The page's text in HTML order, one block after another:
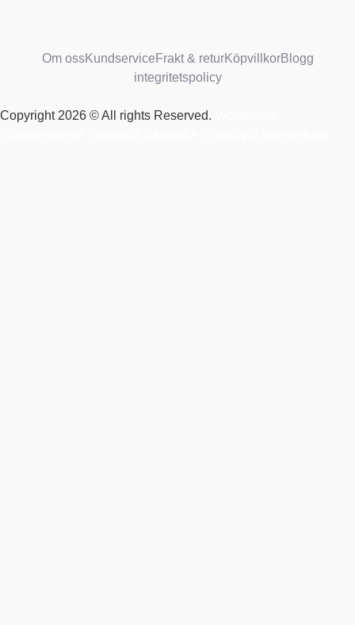
Om ossKundservice Frakt & returKöpvillkorBlogg
integritetspolicy
Copyright 2026 © All rights Reserved.